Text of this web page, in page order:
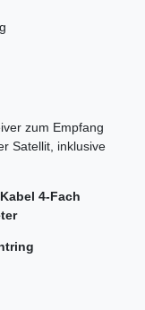
zum Empfang
Satellit, inklusive
4-Fach